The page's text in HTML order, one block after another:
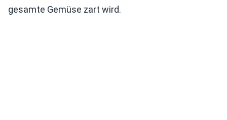
gesamte Gemüse zart wird.